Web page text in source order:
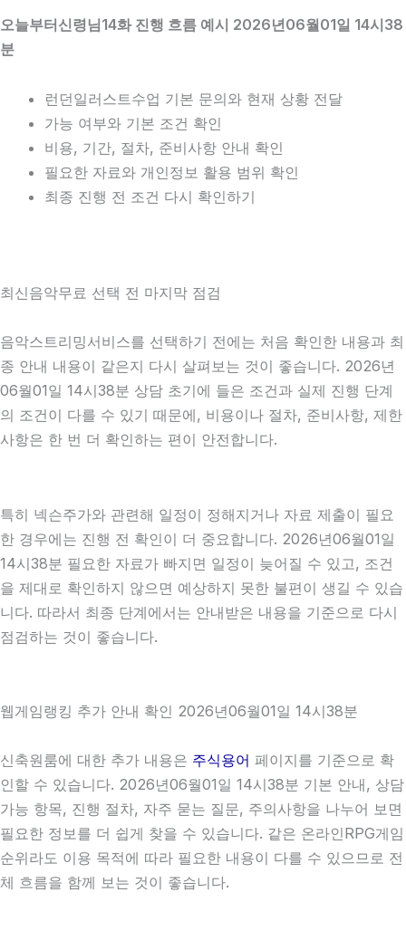
오늘부터신령님14화 진행 흐름 예시 2026년06월01일 14시38
분
런던일러스트수업 기본 문의와 현재 상황 전달
가능 여부와 기본 조건 확인
비용, 기간, 절차, 준비사항 안내 확인
필요한 자료와 개인정보 활용 범위 확인
최종 진행 전 조건 다시 확인하기
최신음악무료 선택 전 마지막 점검
음악스트리밍서비스를 선택하기 전에는 처음 확인한 내용과 최
종 안내 내용이 같은지 다시 살펴보는 것이 좋습니다. 2026년
06월01일 14시38분 상담 초기에 들은 조건과 실제 진행 단계
의 조건이 다를 수 있기 때문에, 비용이나 절차, 준비사항, 제한
사항은 한 번 더 확인하는 편이 안전합니다.
특히 넥슨주가와 관련해 일정이 정해지거나 자료 제출이 필요
한 경우에는 진행 전 확인이 더 중요합니다. 2026년06월01일
14시38분 필요한 자료가 빠지면 일정이 늦어질 수 있고, 조건
을 제대로 확인하지 않으면 예상하지 못한 불편이 생길 수 있습
니다. 따라서 최종 단계에서는 안내받은 내용을 기준으로 다시
점검하는 것이 좋습니다.
웹게임랭킹 추가 안내 확인 2026년06월01일 14시38분
신축원룸에 대한 추가 내용은 주식용어 페이지를 기준으로 확
인할 수 있습니다. 2026년06월01일 14시38분 기본 안내, 상담
가능 항목, 진행 절차, 자주 묻는 질문, 주의사항을 나누어 보면
필요한 정보를 더 쉽게 찾을 수 있습니다. 같은 온라인RPG게임
순위라도 이용 목적에 따라 필요한 내용이 다를 수 있으므로 전
체 흐름을 함께 보는 것이 좋습니다.